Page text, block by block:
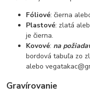
Fóliové: čierna
Plastové: zlatá
je čierna.
Kovové: na
bordová tabuľa zo
alebo
Gravírovanie